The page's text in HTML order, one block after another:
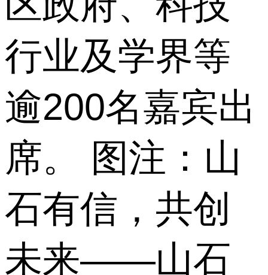
行业及学界等
逾200名嘉宾出
席。 图注：山
石有信，共创
未来——山石